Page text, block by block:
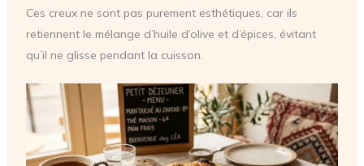
Ces creux ne sont pas purement esthétiques, car ils
retiennent le mélange d’huile d’olive et d’épices, évitant
qu’il ne glisse pendant la cuisson.